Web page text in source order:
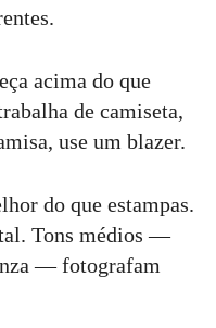
acima do que
de camiseta,
use um blazer.
do que estampas.
Tons médios —
— fotografam